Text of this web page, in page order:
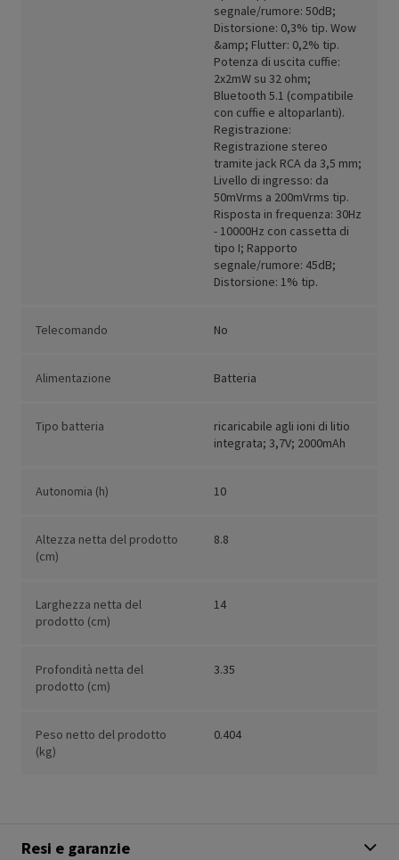
segnale/rumore: 50dB;
Distorsione: 0,3% tip. Wow
&amp; Flutter: 0,2% tip.
Potenza di uscita cuffie:
2x2mW su 32 ohm;
Bluetooth 5.1 (compatibile
con cuffie e altoparlanti).
Registrazione:
Registrazione stereo
tramite jack RCA da 3,5 mm;
Livello di ingresso: da
50mVrms a 200mVrms tip.
Risposta in frequenza: 30Hz
- 10000Hz con cassetta di
tipo I; Rapporto
segnale/rumore: 45dB;
Distorsione: 1% tip.
Telecomando No
Alimentazione Batteria
Tipo batteria
ricaricabile agli ioni di litio
integrata; 3,7V; 2000mAh
Autonomia (h) 10
Altezza netta del prodotto
(cm)
8.8
Larghezza netta del
prodotto (cm)
14
Profondità netta del
prodotto (cm)
3.35
Peso netto del prodotto
(kg)
0.404
Resi e garanzie